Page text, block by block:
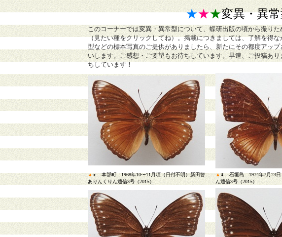
★★★変異・異
このコーナーでは変異・異常型について、蝶研出版の頃から撮り
（見たい種をクリックしてね）。掲載につきましては、了解を得
型などの標本写真のご提供がありましたら、新たにその都度アッ
いします。ご感想・ご要望もお待ちしています。早速、ご投稿あ
ちしています！
▲♂ 本部町 1968年10〜11月頃（日付不明）新田智
ありんくりん通信3号（2015）
▲♀ 石垣島 1974年7月23
ん通信3号（2015）